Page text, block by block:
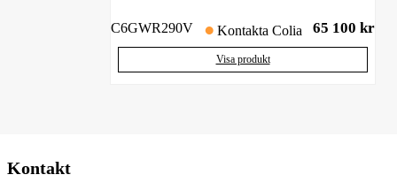
C6GWR290V Kontakta Colia 65 100 kr
Visa produkt
Kontakt